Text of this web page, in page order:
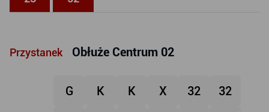
Przystanek Obłuże Centrum 02
G K K X 32 32